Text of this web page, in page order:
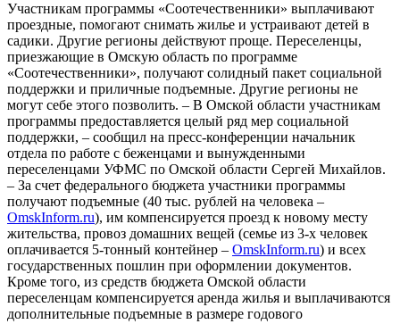
Участникам программы «Соотечественники» выплачивают
проездные, помогают снимать жилье и устраивают детей в
садики. Другие регионы действуют проще. Переселенцы,
приезжающие в Омскую область по программе
«Соотечественники», получают солидный пакет социальной
поддержки и приличные подъемные. Другие регионы не
могут себе этого позволить. – В Омской области участникам
программы предоставляется целый ряд мер социальной
поддержки, – сообщил на пресс-конференции начальник
отдела по работе с беженцами и вынужденными
переселенцами УФМС по Омской области Сергей Михайлов.
– За счет федерального бюджета участники программы
получают подъемные (40 тыс. рублей на человека –
OmskInform.ru), им компенсируется проезд к новому месту
жительства, провоз домашних вещей (семье из 3-х человек
оплачивается 5-тонный контейнер – OmskInform.ru) и всех
государственных пошлин при оформлении документов.
Кроме того, из средств бюджета Омской области
переселенцам компенсируется аренда жилья и выплачиваются
дополнительные подъемные в размере годового